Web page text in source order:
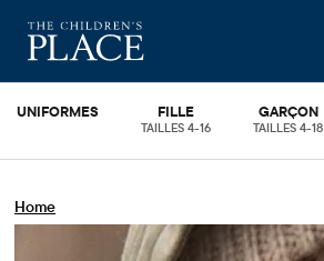
UNIFORMES FILLE
TAILLES 4-16
GARÇON
TAILLES 4-18
Home